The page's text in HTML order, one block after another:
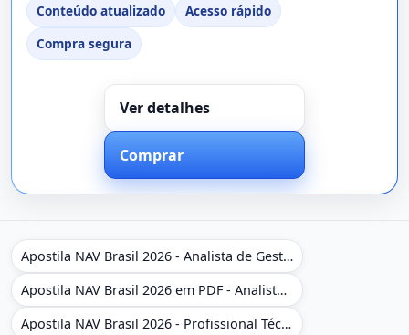
Conteúdo atualizado
Acesso rápido
Compra segura
Ver detalhes
Comprar
Apostila NAV Brasil 2026 - Analista de Gestão
Apostila NAV Brasil 2026 em PDF - Analista de Gestão
Apostila NAV Brasil 2026 - Profissional Técnico de Navegação Aérea - Operador de Torre de Controle